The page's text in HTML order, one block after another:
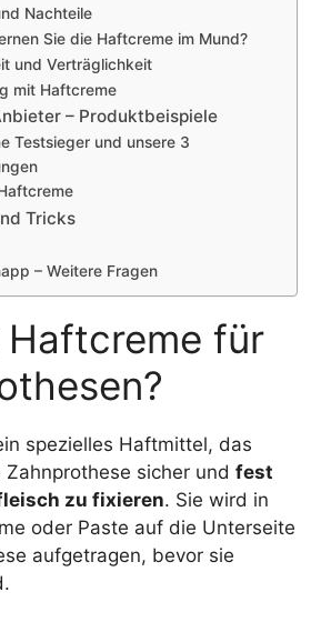
Nachteile
Sie die Haftcreme im Mund?
und Verträglichkeit
mit Haftcreme
– Produktbeispiele
Testsieger und unsere 3
Tricks
– Weitere Fragen
Haftcreme für
spezielles Haftmittel, das
sicher und fest
zu fixieren. Sie wird in
oder Paste auf die Unterseite
aufgetragen, bevor sie